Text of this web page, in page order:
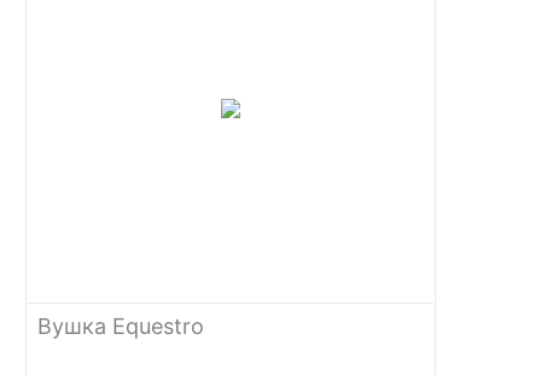
Вушка Equestro